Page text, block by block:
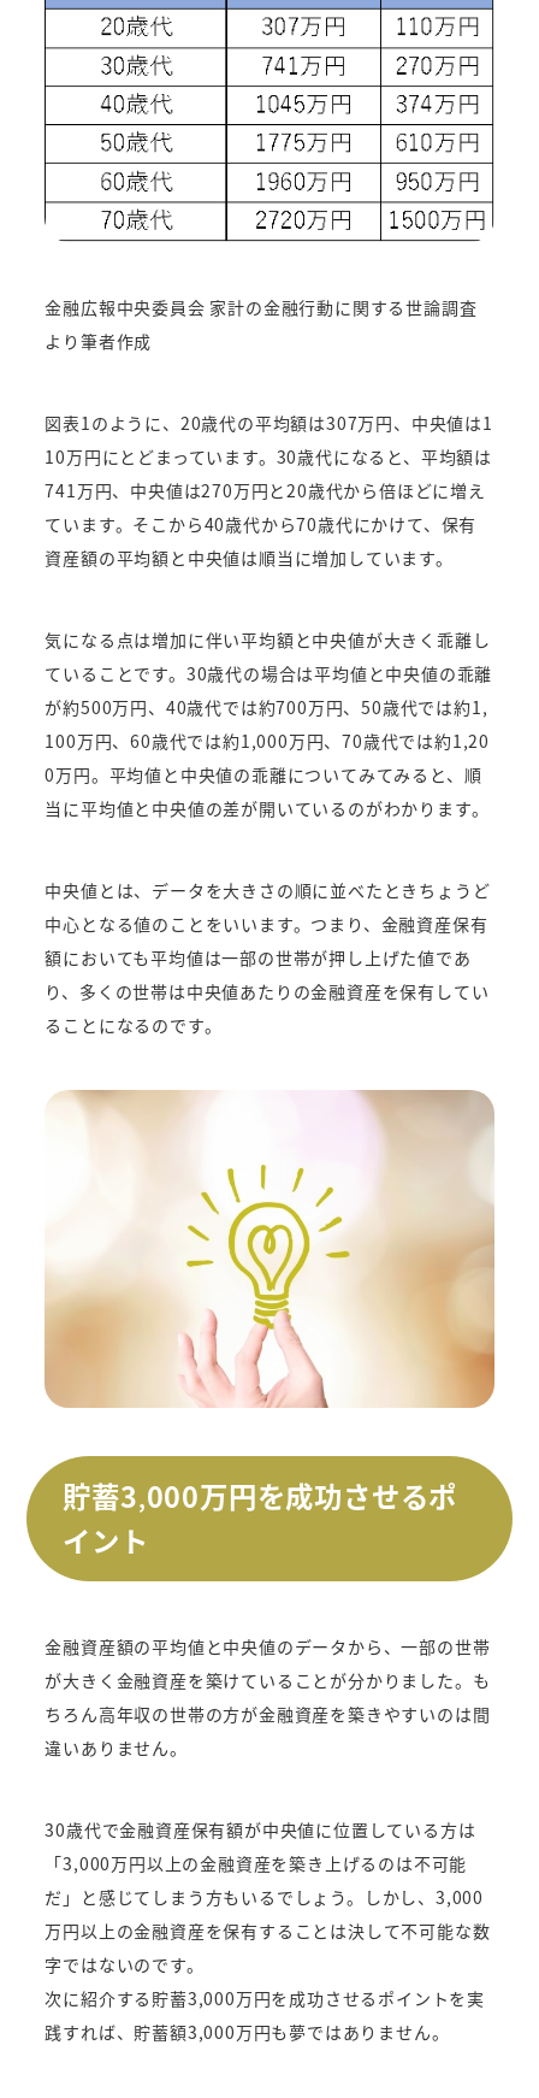
金融広報中央委員会 家計の金融行動に関する世論調査
より筆者作成
図表1のように、20歳代の平均額は307万円、中央値は1
10万円にとどまっています。30歳代になると、平均額は
741万円、中央値は270万円と20歳代から倍ほどに増え
ています。そこから40歳代から70歳代にかけて、保有
資産額の平均額と中央値は順当に増加しています。
気になる点は増加に伴い平均額と中央値が大きく乖離し
ていることです。30歳代の場合は平均値と中央値の乖離
が約500万円、40歳代では約700万円、50歳代では約1,
100万円、60歳代では約1,000万円、70歳代では約1,20
0万円。平均値と中央値の乖離についてみてみると、順
当に平均値と中央値の差が開いているのがわかります。
中央値とは、データを大きさの順に並べたときちょうど
中心となる値のことをいいます。つまり、金融資産保有
額においても平均値は一部の世帯が押し上げた値であ
り、多くの世帯は中央値あたりの金融資産を保有してい
ることになるのです。
貯蓄3,000万円を成功させるポ
イント
金融資産額の平均値と中央値のデータから、一部の世帯
が大きく金融資産を築けていることが分かりました。も
ちろん高年収の世帯の方が金融資産を築きやすいのは間
違いありません。
30歳代で金融資産保有額が中央値に位置している方は
「3,000万円以上の金融資産を築き上げるのは不可能
だ」と感じてしまう方もいるでしょう。しかし、3,000
万円以上の金融資産を保有することは決して不可能な数
字ではないのです。
次に紹介する貯蓄3,000万円を成功させるポイントを実
践すれば、貯蓄額3,000万円も夢ではありません。